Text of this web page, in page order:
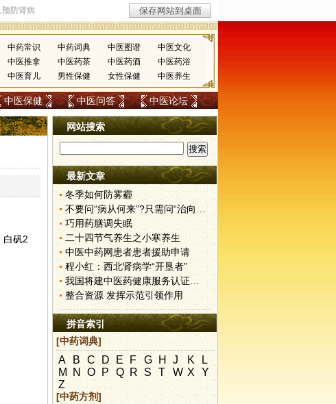
中药常识 中药词典 中医图谱
中医文化
中医推拿 中医药茶 中医药酒
中医药浴
中医育儿 男性保健 女性保健 中医养生
中医保健 中医问答 中医论坛
白矾2
网站搜索
最新文章
冬季如何防雾霾
不要问“病从何来”?只需问“治向何去”?
巧用药膳调失眠
二十四节气养生之小寒养生
中医中药网患者患者援助申请
程小红：西北肾病学“开垦者”
我国将建中医药健康服务认证体系
整合资源 发挥示范引领作用
拼音索引
[中药词典]
A B C D E F G H J K
L
M N O P Q R S T W X
Y
Z
[中药方剂]